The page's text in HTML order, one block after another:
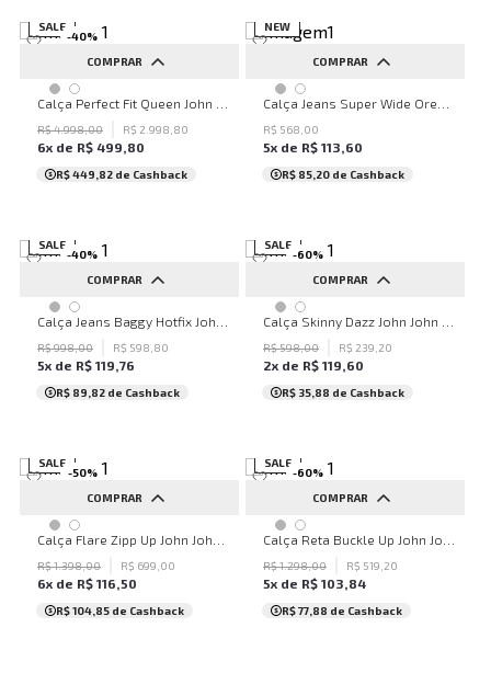
SALE
-40%
COMPRAR
32 34 36 38
40
42
44 46 48
50
...
R$4.998,00 R$ 2 998 80
6x de R$ 499,80
R$ 449,82 de Cashback
NEW
COMPRAR
32 34 36 38
40
42
...
R$ 568 00
5x de R$ 113,60
R$ 85,20 de Cashback
SALE
-40%
COMPRAR
32 34 36 38
40
42
46 48
...
R$998,00 R$ 598 80
5x de R$ 119,76
R$ 89,82 de Cashback
SALE
-60%
COMPRAR
PP P M G GG
R$598,00 R$ 239 20
2x de R$ 119,60
R$ 35,88 de Cashback
SALE
-50%
COMPRAR
32 34 36 38
40
44
46 48 50
...
R$1.398,00 R$ 699 00
6x de R$ 116,50
R$ 104,85 de Cashback
SALE
-60%
COMPRAR
32 34 36 38
40
42
44 46 48
...
R$1.298,00 R$ 519 20
5x de R$ 103,84
R$ 77,88 de Cashback